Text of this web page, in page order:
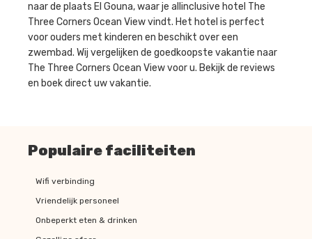
naar de plaats El Gouna, waar je allinclusive hotel The
Three Corners Ocean View vindt. Het hotel is perfect
voor ouders met kinderen en beschikt over een
zwembad. Wij vergelijken de goedkoopste vakantie naar
The Three Corners Ocean View voor u. Bekijk de reviews
en boek direct uw vakantie.
Populaire faciliteiten
Wifi verbinding
Vriendelijk personeel
Onbeperkt eten & drinken